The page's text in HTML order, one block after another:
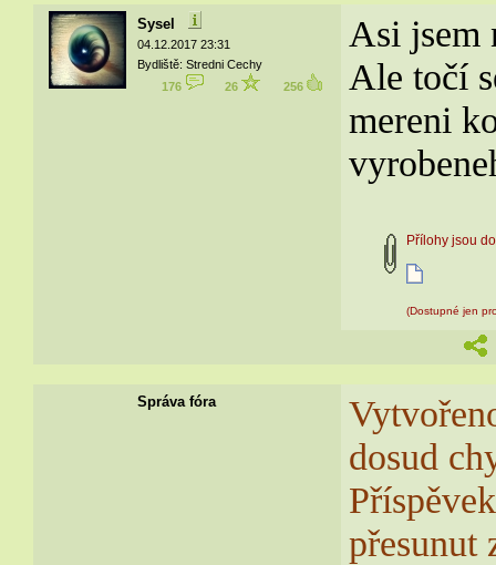
Sysel
04.12.2017 23:31
Bydliště: Stredni Cechy
176
26 256
Asi jsem
Ale točí
mereni
Přílohy jsou
(Dostupné jen
Správa fóra
dosud
přesunut